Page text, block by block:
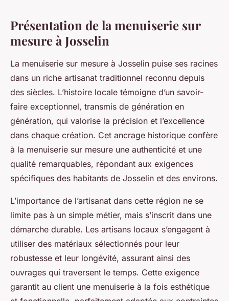
Présentation de la menuiserie sur
mesure à Josselin
La menuiserie sur mesure à Josselin puise ses racines
dans un riche artisanat traditionnel reconnu depuis
des siècles. L’histoire locale témoigne d’un savoir-
faire exceptionnel, transmis de génération en
génération, qui valorise la précision et l’excellence
dans chaque création. Cet ancrage historique confère
à la menuiserie sur mesure une authenticité et une
qualité remarquables, répondant aux exigences
spécifiques des habitants de Josselin et des environs.
L’importance de l’artisanat dans cette région ne se
limite pas à un simple métier, mais s’inscrit dans une
démarche durable. Les artisans locaux s’engagent à
utiliser des matériaux sélectionnés pour leur
robustesse et leur longévité, assurant ainsi des
ouvrages qui traversent le temps. Cette exigence
garantit au client une menuiserie à la fois esthétique